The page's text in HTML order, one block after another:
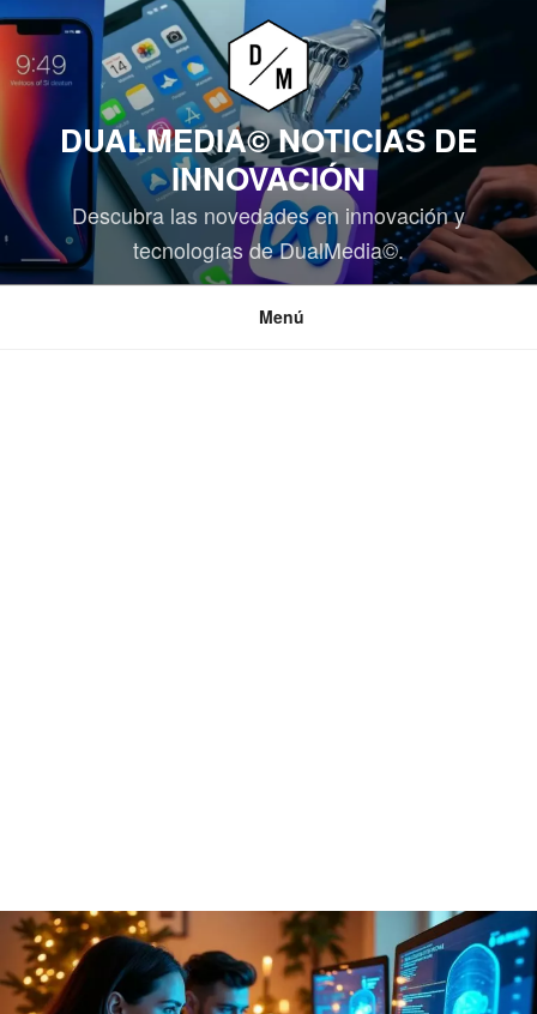
Saltar
contenido
DUALMEDIA© NOTICIAS DE
INNOVACIÓN
Descubra las novedades en innovación y
tecnologías de DualMedia©.
Menú